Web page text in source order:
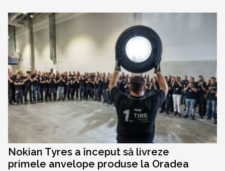
Nokian Tyres a început să livreze
primele anvelope produse la Oradea